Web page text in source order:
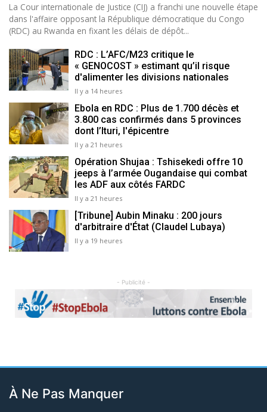
La Cour internationale de Justice (CIJ) a franchi une nouvelle étape
dans l'affaire opposant la République démocratique du Congo
(RDC) au Rwanda en fixant les délais de dépôt...
RDC : L’AFC/M23 critique le
« GENOCOST » estimant qu’il risque
d'alimenter les divisions nationales
Il y a 14 heures
Ebola en RDC : Plus de 1.700 décès et
3.800 cas confirmés dans 5 provinces
dont l’Ituri, l'épicentre
Il y a 21 heures
Opération Shujaa : Tshisekedi offre 10
jeeps à l’armée Ougandaise qui combat
les ADF aux côtés FARDC
Il y a 21 heures
[Tribune] Aubin Minaku : 200 jours
d'arbitraire d'État (Claudel Lubaya)
Il y a 19 heures
- Publicité -
Previous Next
À Ne Pas Manquer